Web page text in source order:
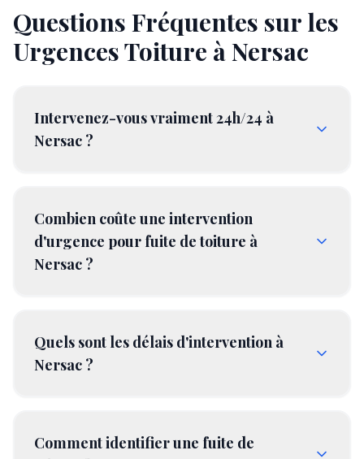
Questions Fréquentes sur les
Urgences Toiture àNersac
Intervenez-vous vraiment 24h/24 à
Nersac ?
Combien coûte une intervention
d'urgence pour fuite de toiture à
Nersac ?
Quels sont les délais d'intervention à
Nersac ?
Comment identifier une fuite de